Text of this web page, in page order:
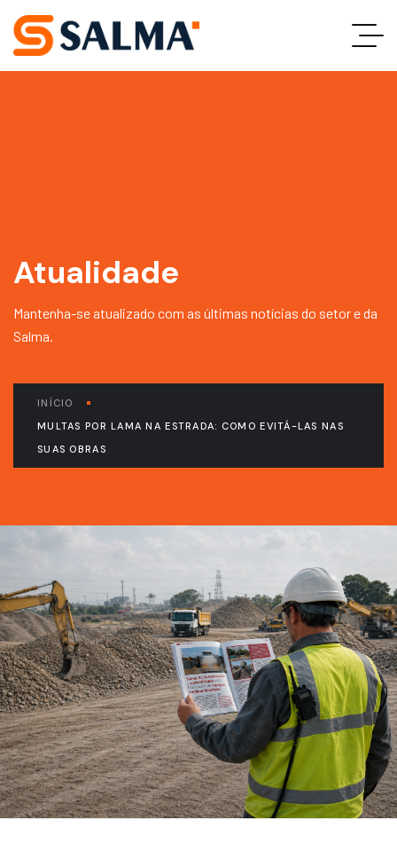
Atualidade
Mantenha-se atualizado com as últimas notícias do setor e da
Salma.
INÍCIO
MULTAS POR LAMA NA ESTRADA: COMO EVITÁ-LAS NAS
SUAS OBRAS